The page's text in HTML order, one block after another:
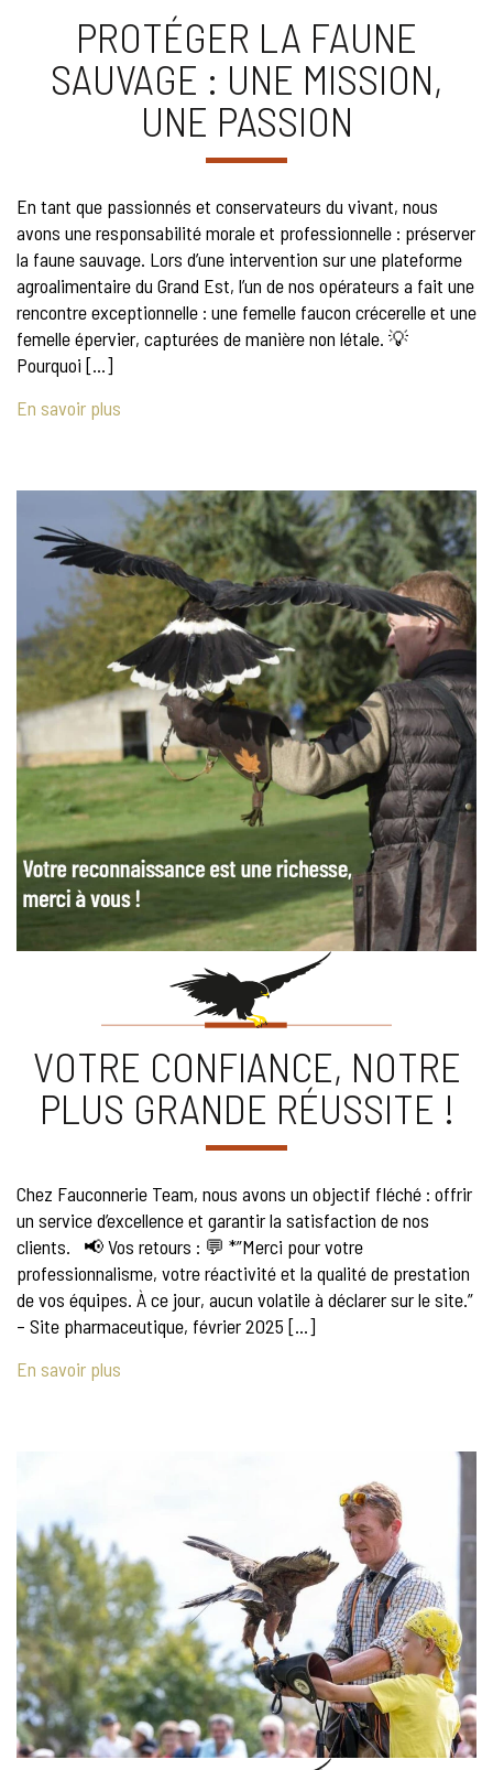
PROTÉGER LA FAUNE
SAUVAGE : UNE MISSION,
UNE PASSION
En tant que passionnés et conservateurs du vivant, nous
avons une responsabilité morale et professionnelle : préserver
la faune sauvage. Lors d’une intervention sur une plateforme
agroalimentaire du Grand Est, l’un de nos opérateurs a fait une
rencontre exceptionnelle : une femelle faucon crécerelle et une
femelle épervier, capturées de manière non létale. 💡
Pourquoi […]
En savoir plus
VOTRE CONFIANCE, NOTRE
PLUS GRANDE RÉUSSITE !
Chez Fauconnerie Team, nous avons un objectif fléché : offrir
un service d’excellence et garantir la satisfaction de nos
clients. 📢 Vos retours : 💬 *”Merci pour votre
professionnalisme, votre réactivité et la qualité de prestation
de vos équipes. À ce jour, aucun volatile à déclarer sur le site.”
– Site pharmaceutique, février 2025 […]
En savoir plus